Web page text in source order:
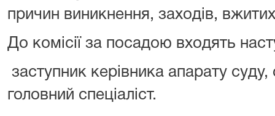
причин виникнення, заходів,
До комісії за посадою входять
заступник керівника апарату
головний спеціаліст.